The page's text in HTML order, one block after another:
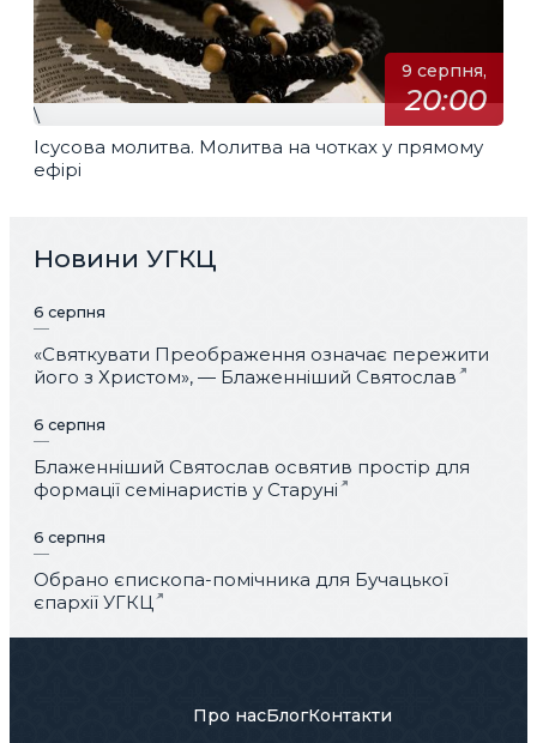
9 серпня,
20:00
\
Ісусова молитва. Молитва на чотках у прямому
ефірі
Новини УГКЦ
6 серпня
«Святкувати Преображення означає пережити
його з Христом», — Блаженніший Святослав
6 серпня
Блаженніший Святослав освятив простір для
формації семінаристів у Старуні
6 серпня
Обрано єпископа-помічника для Бучацької
єпархії УГКЦ
Про насБлогКонтакти